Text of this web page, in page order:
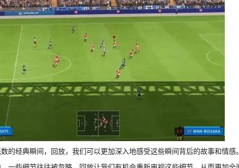
的经典瞬间，回放，我们可以更加深入地感受这些瞬间背后的故事和情感。